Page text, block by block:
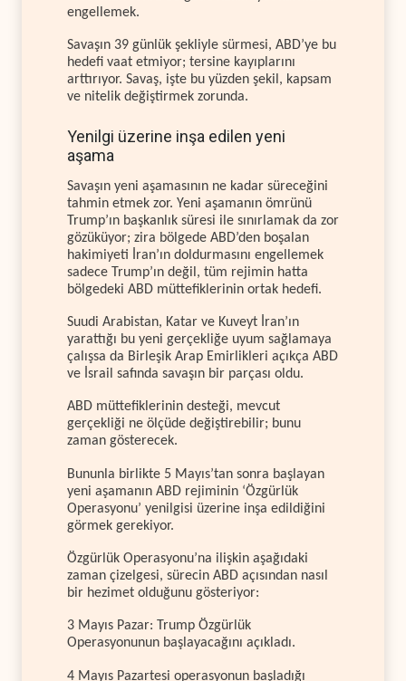
engellemek.
Savaşın 39 günlük şekliyle sürmesi, ABD’ye bu
hedefi vaat etmiyor; tersine kayıplarını
arttırıyor. Savaş, işte bu yüzden şekil, kapsam
ve nitelik değiştirmek zorunda.
Yenilgi üzerine inşa edilen yeni
aşama
Savaşın yeni aşamasının ne kadar süreceğini
tahmin etmek zor. Yeni aşamanın ömrünü
Trump’ın başkanlık süresi ile sınırlamak da zor
gözüküyor; zira bölgede ABD’den boşalan
hakimiyeti İran’ın doldurmasını engellemek
sadece Trump’ın değil, tüm rejimin hatta
bölgedeki ABD müttefiklerinin ortak hedefi.
Suudi Arabistan, Katar ve Kuveyt İran’ın
yarattığı bu yeni gerçekliğe uyum sağlamaya
çalışsa da Birleşik Arap Emirlikleri açıkça ABD
ve İsrail safında savaşın bir parçası oldu.
ABD müttefiklerinin desteği, mevcut
gerçekliği ne ölçüde değiştirebilir; bunu
zaman gösterecek.
Bununla birlikte 5 Mayıs’tan sonra başlayan
yeni aşamanın ABD rejiminin ‘Özgürlük
Operasyonu’ yenilgisi üzerine inşa edildiğini
görmek gerekiyor.
Özgürlük Operasyonu’na ilişkin aşağıdaki
zaman çizelgesi, sürecin ABD açısından nasıl
bir hezimet olduğunu gösteriyor:
3 Mayıs Pazar: Trump Özgürlük
Operasyonunun başlayacağını açıkladı.
4 Mayıs Pazartesi operasyonun başladığı